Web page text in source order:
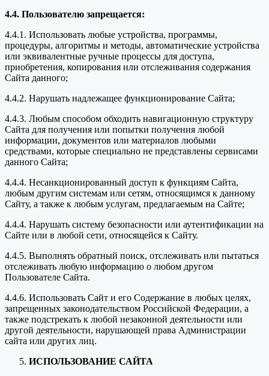
4.4. Пользователю запрещается:
4.4.1. Использовать любые устройства, программы,
процедуры, алгоритмы и методы, автоматические устройства
или эквивалентные ручные процессы для доступа,
приобретения, копирования или отслеживания содержания
Сайта данного;
4.4.2. Нарушать надлежащее функционирование Сайта;
4.4.3. Любым способом обходить навигационную структуру
Сайта для получения или попытки получения любой
информации, документов или материалов любыми
средствами, которые специально не представлены сервисами
данного Сайта;
4.4.4. Несанкционированный доступ к функциям Сайта,
любым другим системам или сетям, относящимся к данному
Сайту, а также к любым услугам, предлагаемым на Сайте;
4.4.4. Нарушать систему безопасности или аутентификации на
Сайте или в любой сети, относящейся к Сайту.
4.4.5. Выполнять обратный поиск, отслеживать или пытаться
отслеживать любую информацию о любом другом
Пользователе Сайта.
4.4.6. Использовать Сайт и его Содержание в любых целях,
запрещенных законодательством Российской Федерации, а
также подстрекать к любой незаконной деятельности или
другой деятельности, нарушающей права Администрации
сайта или других лиц.
ИСПОЛЬЗОВАНИЕ САЙТА